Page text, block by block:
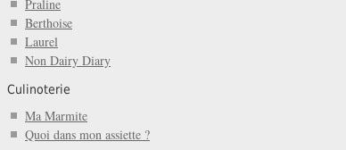
Praline
Berthoise
Laurel
Non Dairy Diary
Culinoterie
Ma Marmite
Quoi dans mon assiette ?